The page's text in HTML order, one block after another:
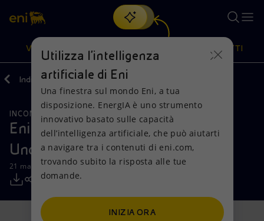
Cerca
scopri EnergIA, la nostra nuova soluzione di intelligenza
artificiale.
VISIONE
Visione
Mission e valori
Persone e Partnership
Net Zero
Azioni
Diversificazione energetica
Tecnologie per la transizione
Collaborazioni per l'innovazione
PRODOTTI
Prodotti
Casa
Imprese
Mobilità
Indietro Media Comunicati Stampa
INCONTRI E ACCORDI
Eni: firmato Memorandum of
Understanding con Gazprom
21 marzo 2017 - 12:34 CET
Utilizza l'intelligenza
artificiale di Eni
Una finestra sul mondo Eni, a tua
disposizione. EnergIA è uno strumento
innovativo basato sulle capacità
dell’intelligenza artificiale, che può aiutarti
a navigare tra i contenuti di eni.com,
trovando subito la risposta alle tue
domande.
INIZIA ORA